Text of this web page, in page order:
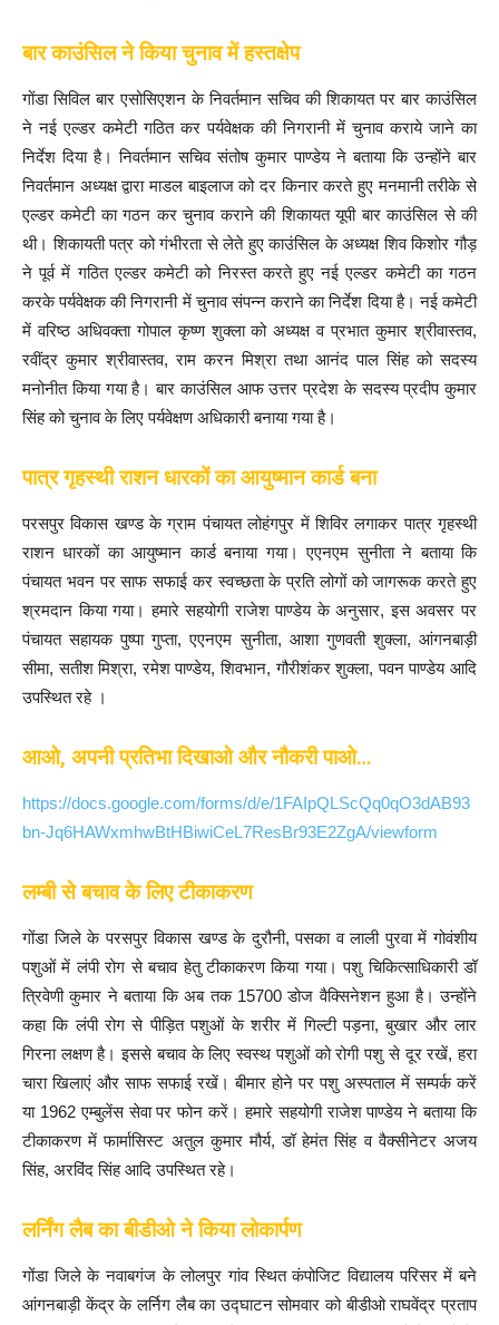
बार काउंसिल ने किया चुनाव में हस्तक्षेप
गोंडा सिविल बार एसोसिएशन के निवर्तमान सचिव की शिकायत पर बार काउंसिल
ने नई एल्डर कमेटी गठित कर पर्यवेक्षक की निगरानी में चुनाव कराये जाने का
निर्देश दिया है। निवर्तमान सचिव संतोष कुमार पाण्डेय ने बताया कि उन्होंने बार
निवर्तमान अध्यक्ष द्वारा माडल बाइलाज को दर किनार करते हुए मनमानी तरीके से
एल्डर कमेटी का गठन कर चुनाव कराने की शिकायत यूपी बार काउंसिल से की
थी। शिकायती पत्र को गंभीरता से लेते हुए काउंसिल के अध्यक्ष शिव किशोर गौड़
ने पूर्व में गठित एल्डर कमेटी को निरस्त करते हुए नई एल्डर कमेटी का गठन
करके पर्यवेक्षक की निगरानी में चुनाव संपन्न कराने का निर्देश दिया है। नई कमेटी
में वरिष्ठ अधिवक्ता गोपाल कृष्ण शुक्ला को अध्यक्ष व प्रभात कुमार श्रीवास्तव,
रवींद्र कुमार श्रीवास्तव, राम करन मिश्रा तथा आनंद पाल सिंह को सदस्य
मनोनीत किया गया है। बार काउंसिल आफ उत्तर प्रदेश के सदस्य प्रदीप कुमार
सिंह को चुनाव के लिए पर्यवेक्षण अधिकारी बनाया गया है।
पात्र गृहस्थी राशन धारकों का आयुष्मान कार्ड बना
परसपुर विकास खण्ड के ग्राम पंचायत लोहंगपुर में शिविर लगाकर पात्र गृहस्थी
राशन धारकों का आयुष्मान कार्ड बनाया गया। एएनएम सुनीता ने बताया कि
पंचायत भवन पर साफ सफाई कर स्वच्छता के प्रति लोगों को जागरूक करते हुए
श्रमदान किया गया। हमारे सहयोगी राजेश पाण्डेय के अनुसार, इस अवसर पर
पंचायत सहायक पुष्पा गुप्ता, एएनएम सुनीता, आशा गुणवती शुक्ला, आंगनबाड़ी
सीमा, सतीश मिश्रा, रमेश पाण्डेय, शिवभान, गौरीशंकर शुक्ला, पवन पाण्डेय आदि
उपस्थित रहे ।
आओ, अपनी प्रतिभा दिखाओ और नौकरी पाओ…
https://docs.google.com/forms/d/e/1FAIpQLScQq0qO3dAB93
bn-Jq6HAWxmhwBtHBiwiCeL7ResBr93E2ZgA/viewform
लम्बी से बचाव के लिए टीकाकरण
गोंडा जिले के परसपुर विकास खण्ड के दुरौनी, पसका व लाली पुरवा में गोवंशीय
पशुओं में लंपी रोग से बचाव हेतु टीकाकरण किया गया। पशु चिकित्साधिकारी डॉ
त्रिवेणी कुमार ने बताया कि अब तक 15700 डोज वैक्सिनेशन हुआ है। उन्होंने
कहा कि लंपी रोग से पीड़ित पशुओं के शरीर में गिल्टी पड़ना, बुखार और लार
गिरना लक्षण है। इससे बचाव के लिए स्वस्थ पशुओं को रोगी पशु से दूर रखें, हरा
चारा खिलाएं और साफ सफाई रखें। बीमार होने पर पशु अस्पताल में सम्पर्क करें
या 1962 एम्बुलेंस सेवा पर फोन करें। हमारे सहयोगी राजेश पाण्डेय ने बताया कि
टीकाकरण में फार्मासिस्ट अतुल कुमार मौर्य, डॉ हेमंत सिंह व वैक्सीनेटर अजय
सिंह, अरविंद सिंह आदि उपस्थित रहे।
लर्निंग लैब का बीडीओ ने किया लोकार्पण
गोंडा जिले के नवाबगंज के लोलपुर गांव स्थित कंपोजिट विद्यालय परिसर में बने
आंगनबाड़ी केंद्र के लर्निग लैब का उद्घाटन सोमवार को बीडीओ राघवेंद्र प्रताप